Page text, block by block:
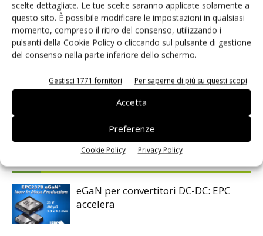
scelte dettagliate. Le tue scelte saranno applicate solamente a
questo sito. È possibile modificare le impostazioni in qualsiasi
momento, compreso il ritiro del consenso, utilizzando i
pulsanti della Cookie Policy o cliccando sul pulsante di gestione
del consenso nella parte inferiore dello schermo.
Gestisci 1771 fornitori Per saperne di più su questi scopi
Accetta
Preferenze
Cookie Policy Privacy Policy
TAG Elettronica di potenza Sensori
Twitter
eGaN per convertitori DC-DC: EPC
accelera